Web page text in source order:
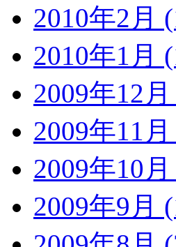
2010年2月
2010年1月
2009年12
2009年11
2009年10
2009年9月